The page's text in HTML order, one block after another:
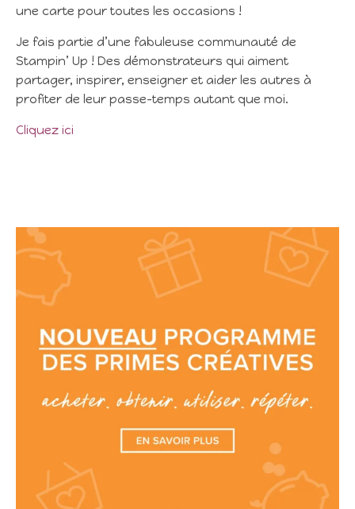
une carte pour toutes les occasions !
Je fais partie d’une fabuleuse communauté de
Stampin’ Up ! Des démonstrateurs qui aiment
partager, inspirer, enseigner et aider les autres à
profiter de leur passe-temps autant que moi.
Cliquez ici